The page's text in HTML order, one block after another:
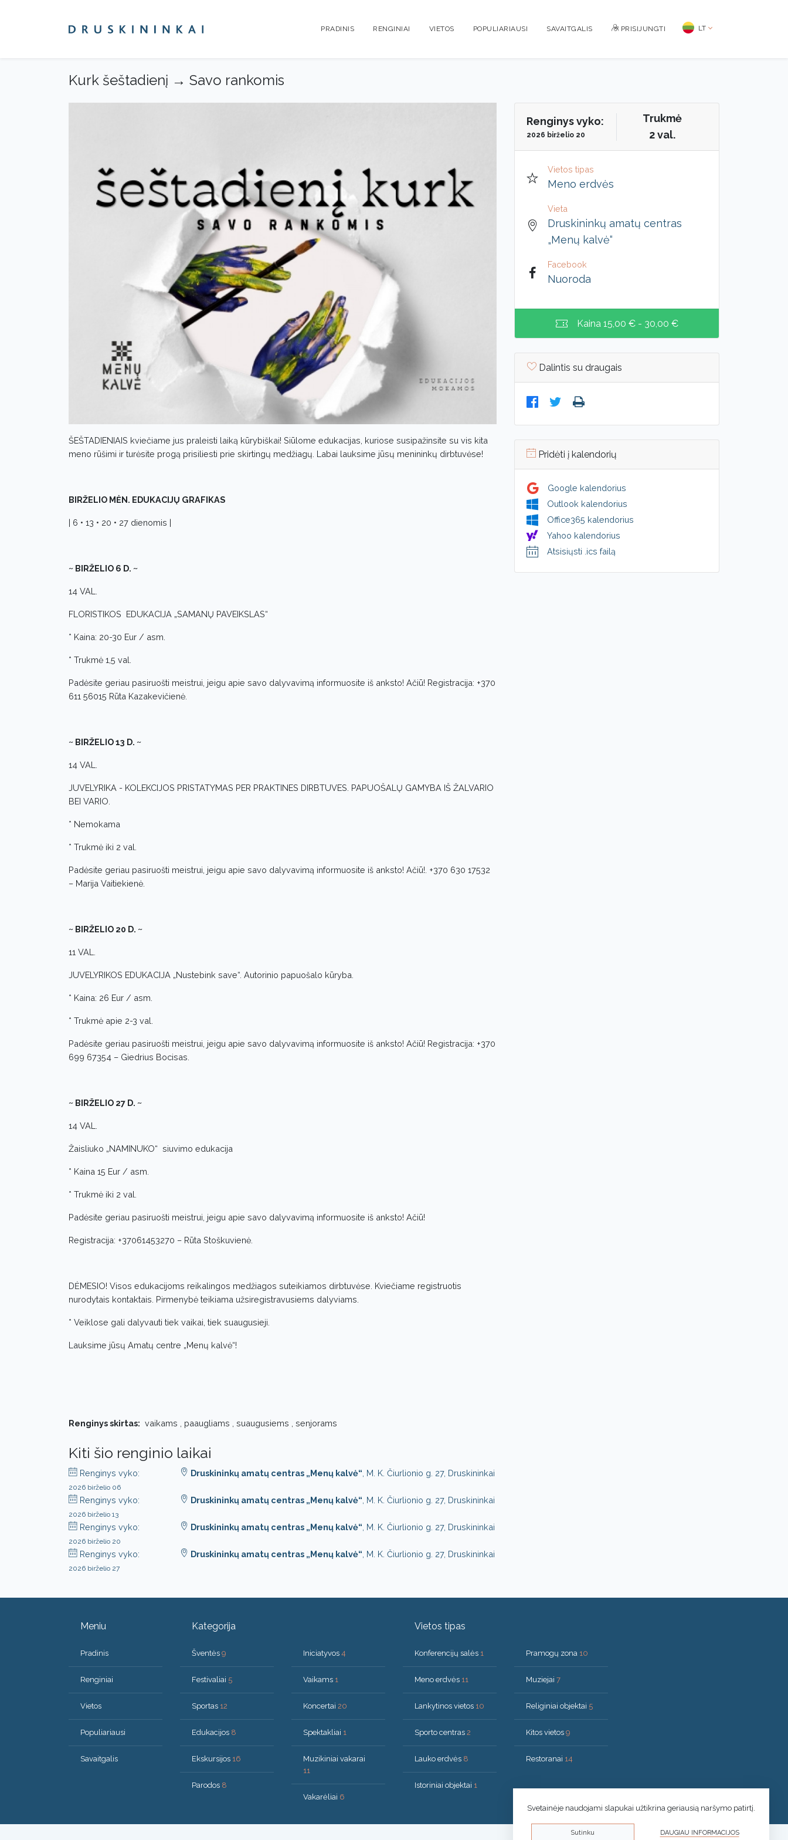
PRADINIS RENGINIAI VIETOS POPULIARIAUSI SAVAITGALIS PRISIJUNGTI LT
Kurk šeštadienį → Savo rankomis
ŠEŠTADIENIAIS kviečiame jus praleisti laiką kūrybiškai! Siūlome edukacijas, kuriose susipažinsite su vis kita
meno rūšimi ir turėsite progą prisiliesti prie skirtingų medžiagų. Labai lauksime jūsų menininkų dirbtuvėse!
BIRŽELIO MĖN. EDUKACIJŲ GRAFIKAS
| 6 • 13 • 20 • 27 dienomis |
~ BIRŽELIO 6 D. ~
14 VAL.
FLORISTIKOS EDUKACIJA „SAMANŲ PAVEIKSLAS“
* Kaina: 20-30 Eur / asm.
* Trukmė 1,5 val.
Padėsite geriau pasiruošti meistrui, jeigu apie savo dalyvavimą informuosite iš anksto! Ačiū! Registracija: +370
611 56015 Rūta Kazakevičienė.
~ BIRŽELIO 13 D. ~
14 VAL.
JUVELYRIKA - KOLEKCIJOS PRISTATYMAS PER PRAKTINES DIRBTUVES. PAPUOŠALŲ GAMYBA IŠ ŽALVARIO
BEI VARIO.
* Nemokama
* Trukmė iki 2 val.
Padėsite geriau pasiruošti meistrui, jeigu apie savo dalyvavimą informuosite iš anksto! Ačiū!. +370 630 17532
– Marija Vaitiekienė.
~ BIRŽELIO 20 D. ~
11 VAL.
JUVELYRIKOS EDUKACIJA „Nustebink save“. Autorinio papuošalo kūryba.
* Kaina: 26 Eur / asm.
* Trukmė apie 2-3 val.
Padėsite geriau pasiruošti meistrui, jeigu apie savo dalyvavimą informuosite iš anksto! Ačiū! Registracija: +370
699 67354 – Giedrius Bocisas.
~ BIRŽELIO 27 D. ~
14 VAL.
Žaisliuko „NAMINUKO“ siuvimo edukacija
* Kaina 15 Eur / asm.
* Trukmė iki 2 val.
Padėsite geriau pasiruošti meistrui, jeigu apie savo dalyvavimą informuosite iš anksto! Ačiū!
Registracija: +37061453270 – Rūta Stoškuvienė.
DĖMESIO! Visos edukacijoms reikalingos medžiagos suteikiamos dirbtuvėse. Kviečiame registruotis
nurodytais kontaktais. Pirmenybė teikiama užsiregistravusiems dalyviams.
* Veiklose gali dalyvauti tiek vaikai, tiek suaugusieji.
Lauksime jūsų Amatų centre „Menų kalvė“!
Renginys skirtas: vaikams , paaugliams , suaugusiems , senjorams
Kiti šio renginio laikai
Renginys vyko:
2026 birželio 06
Druskininkų amatų centras „Menų kalvė“ , M. K. Čiurlionio g. 27, Druskininkai
Renginys vyko:
2026 birželio 13
Druskininkų amatų centras „Menų kalvė“ , M. K. Čiurlionio g. 27, Druskininkai
Renginys vyko:
2026 birželio 20
Druskininkų amatų centras „Menų kalvė“ , M. K. Čiurlionio g. 27, Druskininkai
Renginys vyko:
2026 birželio 27
Druskininkų amatų centras „Menų kalvė“ , M. K. Čiurlionio g. 27, Druskininkai
Renginys vyko:
2026 birželio 20
Trukmė
2 val.
Vietos tipas
Meno erdvės
Vieta
Druskininkų amatų centras
„Menų kalvė“
Facebook
Nuoroda
Kaina 15,00 € - 30,00 €
Dalintis su draugais
Pridėti į kalendorių
Google kalendorius
Outlook kalendorius
Office365 kalendorius
Yahoo kalendorius
Atsisiųsti .ics failą
Meniu
Pradinis
Renginiai
Vietos
Populiariausi
Savaitgalis
Kategorija
Šventės 9
Festivaliai 5
Sportas 12
Edukacijos 8
Ekskursijos 16
Parodos 8
Iniciatyvos 4
Vaikams 1
Koncertai 20
Spektakliai 1
Muzikiniai vakarai
11
Vakarėliai 6
Vietos tipas
Konferencijų salės 1
Meno erdvės 11
Lankytinos vietos 10
Sporto centras 2
Lauko erdvės 8
Istoriniai objektai 1
Pramogų zona 10
Muziejai 7
Religiniai objektai 5
Kitos vietos 9
Restoranai 14
Svetainėje naudojami slapukai užtikrina geriausią naršymo patirtį.
Sutinku DAUGIAU INFORMACIJOS